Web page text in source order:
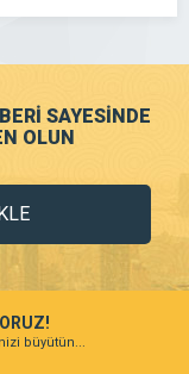
SAYESİNDE
OLUN
büyütün...